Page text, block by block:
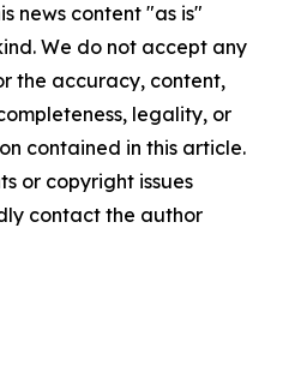
news content "as is"
We do not accept any
the accuracy, content,
legality, or
contained in this article.
or copyright issues
contact the author